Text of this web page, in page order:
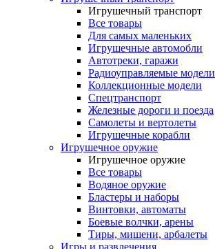
Игрушечный транспорт
Все товары
Для самых маленьких
Игрушечные автомобли
Автотреки, гаражи
Радиоуправляемые модели
Коллекционные модели
Спецтранспорт
Железные дороги и поезда
Самолеты и вертолеты
Игрушечные корабли
Игрушечное оружие
Игрушечное оружие
Все товары
Водяное оружие
Бластеры и наборы
Винтовки, автоматы
Боевые волчки, арены
Тиры, мишени, арбалеты
Игры и развлечения